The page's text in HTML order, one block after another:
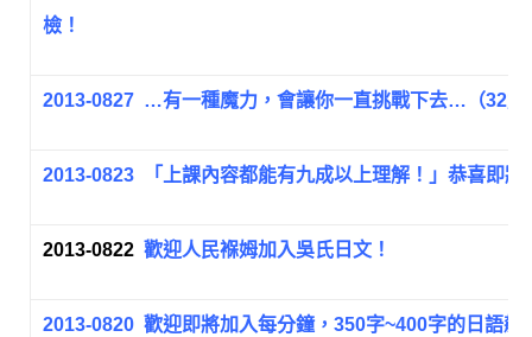
檢！
2013-0827 …有一種魔力，會讓你一直挑戰下去…（32
2013-0823 「上課內容都能有九成以上理解！」恭喜即
2013-0822 歡迎人民褓姆加入吳氏日文！
2013-0820 歡迎即將加入每分鐘，350字~400字的日語